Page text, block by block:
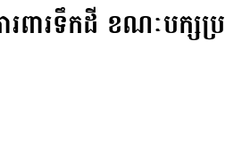
ារពារទឹកដី ខណៈបក្សប្